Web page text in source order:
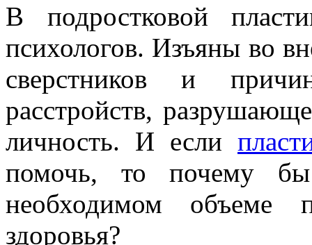
В подростковой
психологов. Изъяны во
сверстников и
расстройств,
личность. И если
помочь, то почему
необходимом объеме
здоровья?